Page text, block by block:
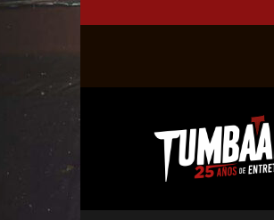
web
del
entretenimiento
el